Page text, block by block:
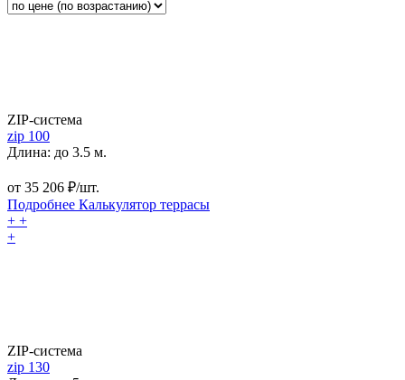
ZIP-система
zip 100
Длина: до 3.5 м.
от 35 206 ₽/шт.
Подробнее Калькулятор террасы
+ +
+
ZIP-система
zip 130